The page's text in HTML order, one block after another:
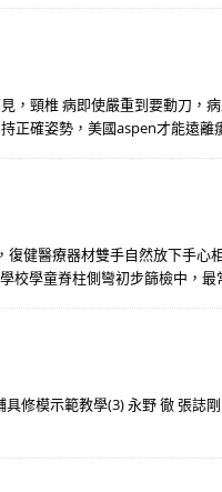
頸椎 病即使嚴重到要動刀，
正確姿勢，美國aspen才能遠離
健醫療器材雙手自然放下手
校學童脊柱側彎初步篩檢中，最
模示範教學(3) 永野 徹 張誌